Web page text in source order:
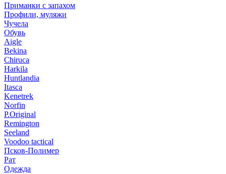
Приманки с запахом
Профили, муляжи
Чучела
Обувь
Aigle
Bekina
Chiruсa
Harkila
Huntlandia
Itasca
Kenetrek
Norfin
P.Original
Remington
Seeland
Voodoo tactical
Псков-Полимер
Рат
Одежда